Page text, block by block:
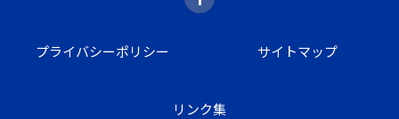
プライバシーポリシー サイトマップ
リンク集